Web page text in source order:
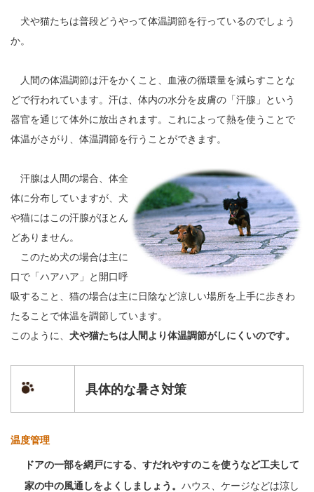
犬や猫たちは普段どうやって体温調節を行っているのでしょう
か。
人間の体温調節は汗をかくこと、血液の循環量を減らすことな
どで行われています。汗は、体内の水分を皮膚の「汗腺」という
器官を通じて体外に放出されます。これによって熱を使うことで
体温がさがり、体温調節を行うことができます。
汗腺は人間の場合、体全
体に分布していますが、犬
や猫にはこの汗腺がほとん
どありません。
このため犬の場合は主に
口で「ハアハア」と開口呼
吸すること、猫の場合は主に日陰など涼しい場所を上手に歩きわ
たることで体温を調節しています。
このように、 犬や猫たちは人間より体温調節がしにくいのです。
具体的な暑さ対策
温度管理
ドアの一部を網戸にする、すだれやすのこを使うなど工夫して
家の中の風通しをよくしましょう。 ハウス、ケージなどは涼し